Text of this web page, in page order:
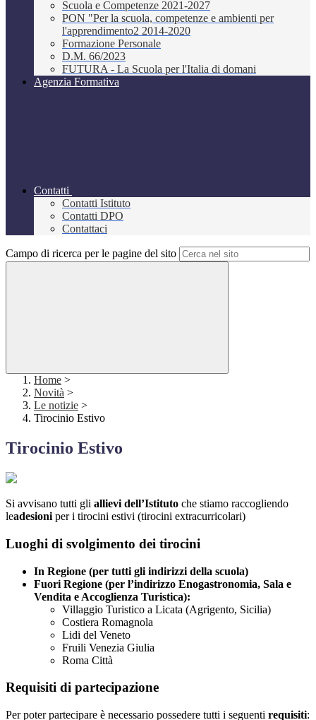
Scuola e Competenze 2021-2027
PON "Per la scuola, competenze e ambienti per
l'apprendimento2 2014-2020
Formazione Personale
D.M. 66/2023
FUTURA - La Scuola per l'Italia di domani
Agenzia Formativa
Contatti
Contatti Istituto
Contatti DPO
Contattaci
Campo di ricerca per le pagine del sito
Home >
Novità >
Le notizie >
Tirocinio Estivo
Tirocinio Estivo
Si avvisano tutti gli allievi dell’Istituto che stiamo raccogliendo
leadesioni per i tirocini estivi (tirocini extracurricolari)
Luoghi di svolgimento dei tirocini
In Regione (per tutti gli indirizzi della scuola)
Fuori Regione (per l’indirizzo Enogastronomia, Sala e
Vendita e Accoglienza Turistica):
Villaggio Turistico a Licata (Agrigento, Sicilia)
Costiera Romagnola
Lidi del Veneto
Fruili Venezia Giulia
Roma Città
Requisiti di partecipazione
Per poter partecipare è necessario possedere tutti i seguenti requisiti: